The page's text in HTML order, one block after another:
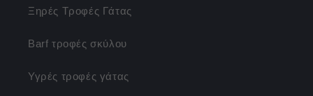
Ξηρές Τροφές Γάτας
Barf τροφές σκύλου
Υγρές τροφές γάτας